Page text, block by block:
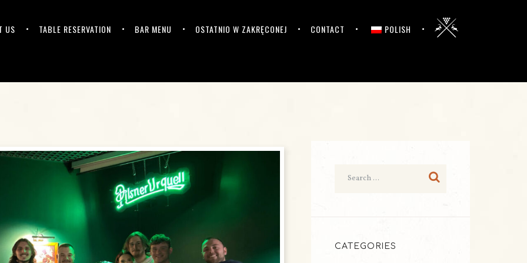
US TABLE RESERVATION BAR MENU OSTATNIO W ZAKRĘCONEJ CONTACT POLISH
CATEGORIES